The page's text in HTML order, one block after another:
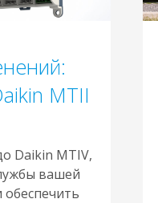
MTII
Daikin MTIV,
вашей